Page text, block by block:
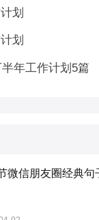
划
划
年工作计划5篇
微信朋友圈经典句